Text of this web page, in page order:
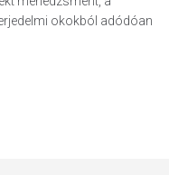
okokból adódóan